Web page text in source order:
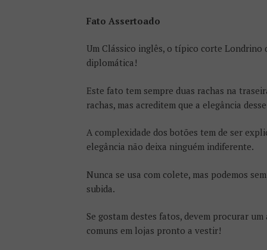
Fato Assertoado
Um Clássico inglês, o típico corte Londrino
diplomática!
Este fato tem sempre duas rachas na
rachas, mas acreditem que a elegância
A complexidade dos botões tem de ser
elegância não deixa ninguém indiferente.
Nunca se usa com colete, mas podemos
subida.
Se gostam destes fatos, devem procurar
comuns em lojas pronto a vestir!